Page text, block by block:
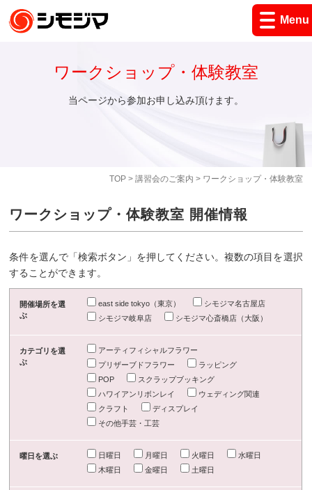
Menu
TOP> 講習会のご案内 > ワークショップ・体験教室
ワークショップ・体験教室
当ページから参加お申し込み頂けます。
ワークショップ・体験教室 開催情報
条件を選んで「検索ボタン」を押してください。複数の項目を選択
することができます。
開催場所を選
ぶ
east side tokyo（東京）
シモジマ名古屋店
シモジマ岐阜店
シモジマ心斎橋店（大阪）
カテゴリを選
ぶ
アーティフィシャルフラワー
プリザーブドフラワー
ラッピング
POP
スクラップブッキング
ハワイアンリボンレイ
ウェディング関連
クラフト
ディスプレイ
その他手芸・工芸
曜日を選ぶ 日曜日 月曜日 火曜日
水曜日
木曜日
金曜日 土曜日